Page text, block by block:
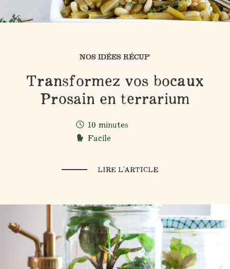
NOS IDÉES RÉCUP'
Transformez vos bocaux
Prosain en terrarium
10 minutes
Facile
LIRE L'ARTICLE